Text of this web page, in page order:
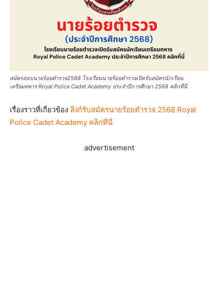
สมัครสอบนายร้อยตำรวจ2568 โรงเรียนนายร้อยตำรวจเปิดรับสมัครนักเรียน
เตรียมทหาร Royal Police Cadet Academy ประจำปีการศึกษา 2568 คลิกที่นี่
เรื่องราวที่เกี่ยวข้อง ลิงก์รับสมัครนายร้อยตำรวจ 2568 Royal
Police Cadet Academy คลิกที่นี่
advertisement